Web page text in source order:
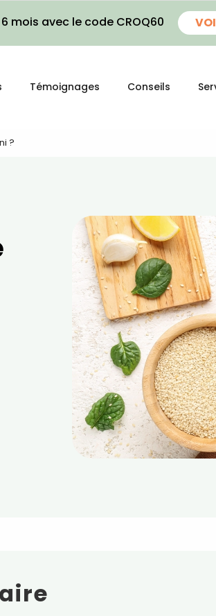
mois avec le code CROQ60
Témoignages Conseils
?